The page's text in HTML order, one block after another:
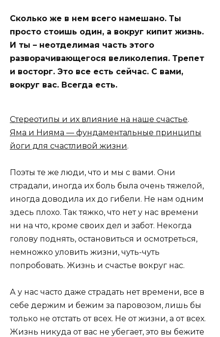
Сколько же в нем всего намешано. Ты
просто стоишь один, а вокруг кипит жизнь.
И ты – неотделимая часть этого
разворачивающегося великолепия. Трепет
и восторг. Это все есть сейчас. С вами,
вокруг вас. Всегда есть.
Стереотипы и их влияние на наше счастье.
Яма и Нияма — фундаментальные принципы
йоги для счастливой жизни.
Поэты те же люди, что и мы с вами. Они
страдали, иногда их боль была очень тяжелой,
иногда доводила их до гибели. Не нам одним
здесь плохо. Так тяжко, что нет у нас времени
ни на что, кроме своих дел и забот. Некогда
голову поднять, остановиться и осмотреться,
немножко уловить жизни, чуть-чуть
попробовать. Жизнь и счастье вокруг нас.
А у нас часто даже страдать нет времени, все в
себе держим и бежим за паровозом, лишь бы
только не отстать от всех. Не от жизни, а от всех.
Жизнь никуда от вас не убегает, это вы бежите